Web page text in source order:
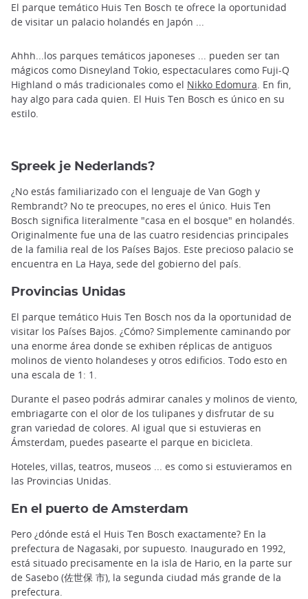
El parque temático Huis Ten Bosch te ofrece la oportunidad
de visitar un palacio holandés en Japón ...
Ahhh...los parques temáticos japoneses ... pueden ser tan
mágicos como Disneyland Tokio, espectaculares como Fuji-Q
Highland o más tradicionales como el Nikko Edomura. En fin,
hay algo para cada quien. El Huis Ten Bosch es único en su
estilo.
Spreek je Nederlands?
¿No estás familiarizado con el lenguaje de Van Gogh y
Rembrandt? No te preocupes, no eres el único. Huis Ten
Bosch significa literalmente "casa en el bosque" en holandés.
Originalmente fue una de las cuatro residencias principales
de la familia real de los Países Bajos. Este precioso palacio se
encuentra en La Haya, sede del gobierno del país.
Provincias Unidas
El parque temático Huis Ten Bosch nos da la oportunidad de
visitar los Países Bajos. ¿Cómo? Simplemente caminando por
una enorme área donde se exhiben réplicas de antiguos
molinos de viento holandeses y otros edificios. Todo esto en
una escala de 1: 1.
Durante el paseo podrás admirar canales y molinos de viento,
embriagarte con el olor de los tulipanes y disfrutar de su
gran variedad de colores. Al igual que si estuvieras en
Ámsterdam, puedes pasearte el parque en bicicleta.
Hoteles, villas, teatros, museos ... es como si estuvieramos en
las Provincias Unidas.
En el puerto de Amsterdam
Pero ¿dónde está el Huis Ten Bosch exactamente? En la
prefectura de Nagasaki, por supuesto. Inaugurado en 1992,
está situado precisamente en la isla de Hario, en la parte sur
de Sasebo (佐世保 市), la segunda ciudad más grande de la
prefectura.